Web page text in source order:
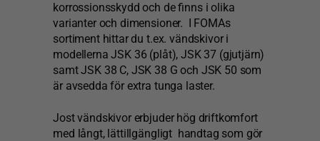
korrossionsskydd och de finns i olika
varianter och dimensioner.
I FOMAs
sortiment hittar du t.ex. vändskivor i
modellerna JSK 36 (plåt), JSK 37 (gjutjärn)
samt JSK 38 C, JSK 38 G och JSK 50 som
är avsedda för extra tunga laster.
Jost vändskivor erbjuder hög driftkomfort
med långt, lättillgängligt handtag som gör